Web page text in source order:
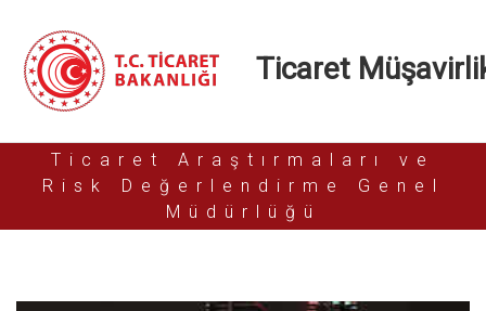
Ticaret
Ticaret Araştırmaları ve
Risk Değerlendirme Genel
Müdürlüğü